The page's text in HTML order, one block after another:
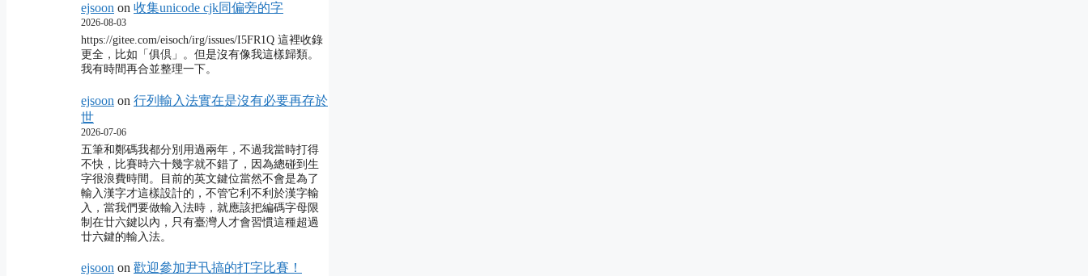
ejsoon on 收集unicode cjk同偏旁的字
2026-08-03
https://gitee.com/eisoch/irg/issues/I5FR1Q 這裡收錄
更全，比如「俱倶」。但是沒有像我這樣歸類。
我有時間再合並整理一下。
ejsoon on 行列輸入法實在是沒有必要再存於
世
2026-07-06
五筆和鄭碼我都分別用過兩年，不過我當時打得
不快，比賽時六十幾字就不錯了，因為總碰到生
字很浪費時間。目前的英文鍵位當然不會是為了
輸入漢字才這樣設計的，不管它利不利於漢字輸
入，當我們要做輸入法時，就應該把編碼字母限
制在廿六鍵以內，只有臺灣人才會習慣這種超過
廿六鍵的輸入法。
ejsoon on 歡迎參加尹卂搞的打字比賽！